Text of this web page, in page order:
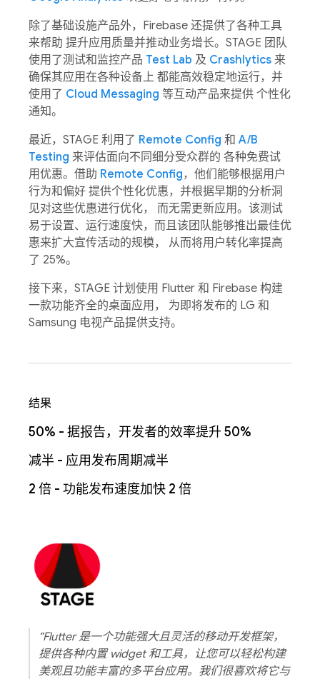
除了基础设施产品外，Firebase 还提供了各种工具
来帮助 提升应用质量并推动业务增长。STAGE 团队
使用了测试和监控产品 Test Lab 及 Crashlytics 来
确保其应用在各种设备上 都能高效稳定地运行，并
使用了 Cloud Messaging 等互动产品来提供 个性化
通知。
最近，STAGE 利用了 Remote Config 和 A/B
Testing 来评估面向不同细分受众群的 各种免费试
用优惠。借助 Remote Config，他们能够根据用户
行为和偏好 提供个性化优惠，并根据早期的分析洞
见对这些优惠进行优化， 而无需更新应用。该测试
易于设置、运行速度快，而且该团队能够推出最佳优
惠来扩大宣传活动的规模， 从而将用户转化率提高
了 25%。
接下来，STAGE 计划使用 Flutter 和 Firebase 构建
一款功能齐全的桌面应用， 为即将发布的 LG 和
Samsung 电视产品提供支持。
结果
50% - 据报告，开发者的效率提升 50%
减半 - 应用发布周期减半
2 倍 - 功能发布速度加快 2 倍
“Flutter 是一个功能强大且灵活的移动开发框架，
提供各种内置 widget 和工具，让您可以轻松构建
美观且功能丰富的多平台应用。我们很喜欢将它与